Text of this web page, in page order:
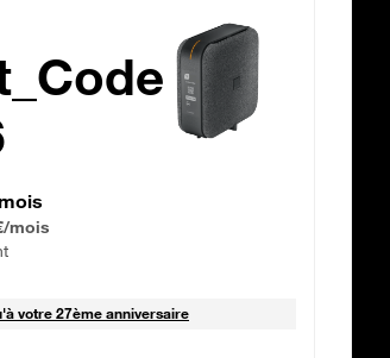
Fibre_18_26
mois
mois
votre 27ème anniversaire